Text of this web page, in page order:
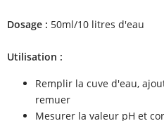
Dosage : 50ml/10 litres d'eau
Utilisation :
Remplir la cuve d'eau,
remuer
Mesurer la valeur pH et